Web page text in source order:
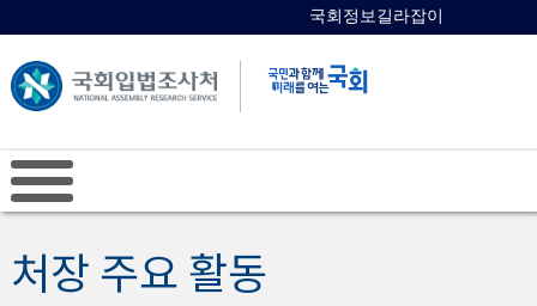
국회정보길라잡이
처장 주요 활동